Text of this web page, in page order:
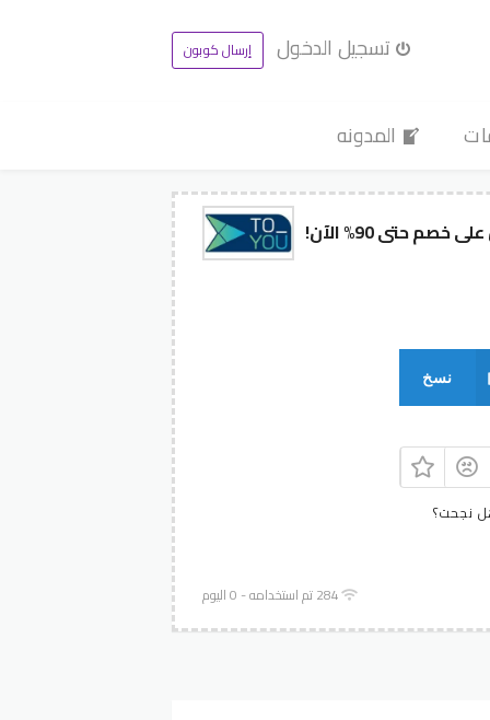
تسجيل الدخول إرسال كوبون
المدونه
نسخ
نجحت؟
284 تم استخدامه - 0 اليوم